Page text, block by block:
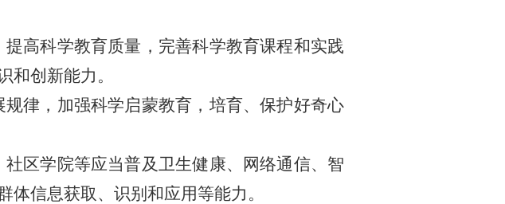
高科学教育质量，完善科学教育课程和实践
和创新能力。
律，加强科学启蒙教育，培育、保护好奇心
区学院等应当普及卫生健康、网络通信、智
信息获取、识别和应用等能力。